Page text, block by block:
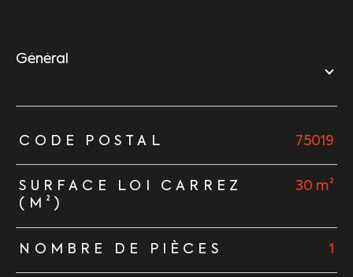
général
TRAD_ZEPHYR_Caracteristique TRAD_ZEPHYR_Valeurs
CODE POSTAL 75019
SURFACE LOI CARREZ
(M²)
30 m²
NOMBRE DE PIÈCES 1